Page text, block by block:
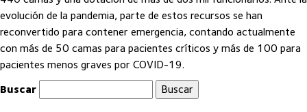
evolución de la pandemia, parte de estos recursos se han
reconvertido para contener emergencia, contando actualmente
con más de 50 camas para pacientes críticos y más de 100 para
pacientes menos graves por COVID-19.
Buscar